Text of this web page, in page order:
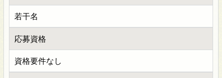
若干名
応募資格
資格要件なし